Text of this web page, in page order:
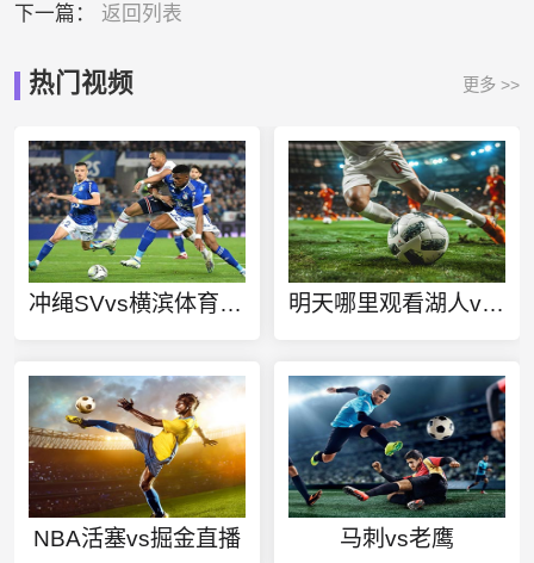
下一篇： 返回列表
热门视频 更多 >>
冲绳SVvs横滨体育直播 明天哪里观看湖人vs火箭
NBA活塞vs掘金直播 马刺vs老鹰